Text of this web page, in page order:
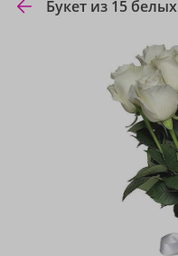
Букет из 15